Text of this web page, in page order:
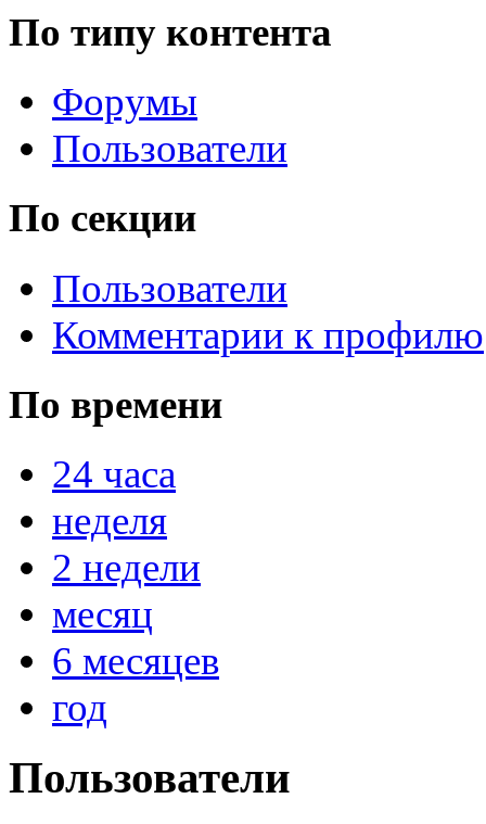
По типу контента
Форумы
Пользователи
По секции
Пользователи
Комментарии к профилю
По времени
24 часа
неделя
2 недели
месяц
6 месяцев
год
Пользователи